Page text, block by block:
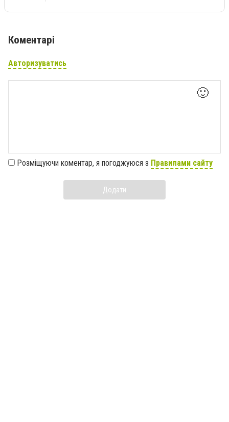
Коментарі
Авторизуватись
🙂
Розміщуючи коментар, я погоджуюся з Правилами сайту
Додати